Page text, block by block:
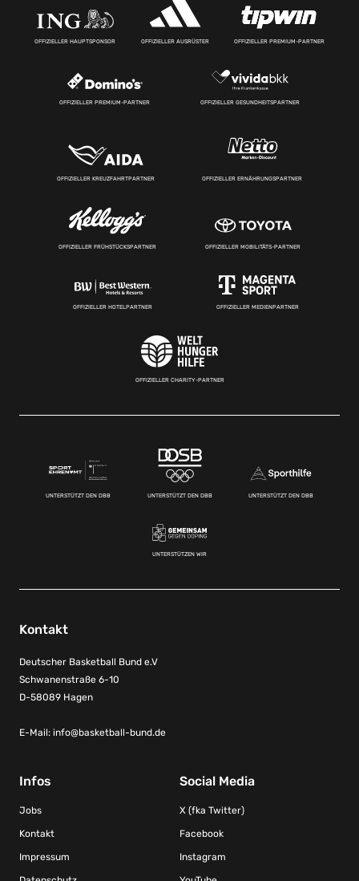
OFFIZIELLER HAUPTSPONSOR OFFIZIELLER AUSRÜSTER OFFIZIELLER PREMIUM-PARTNER
OFFIZIELLER PREMIUM-PARTNER OFFIZIELLER GESUNDHEITSPARTNER
OFFIZIELLER KREUZFAHRTPARTNER OFFIZIELLER ERNÄHRUNGSPARTNER
OFFIZIELLER FRÜHSTÜCKSPARTNER OFFIZIELLER MOBILITÄTS-PARTNER
OFFIZIELLER HOTELPARTNER OFFIZIELLER MEDIENPARTNER
OFFIZIELLER CHARITY-PARTNER
UNTERSTÜTZT DEN DBB UNTERSTÜTZT DEN DBB UNTERSTÜTZT DEN DBB
UNTERSTÜTZEN WIR
Kontakt
Deutscher Basketball Bund e.V
Schwanenstraße 6-10
D-58089 Hagen
E-Mail: info@basketball-bund.de
Infos
Jobs
Kontakt
Impressum
Social Media
X (fka Twitter)
Facebook
Instagram